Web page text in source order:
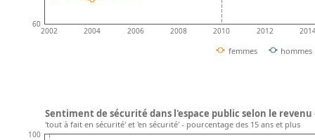
2002 2004 2006 2008 2010 2012
60
femmes hommes
100
Sentiment de sécurité dans l'espace public selon le revenu
'tout à fait en sécurité' et 'en sécurité' - pourcentage des 15 ans et plus